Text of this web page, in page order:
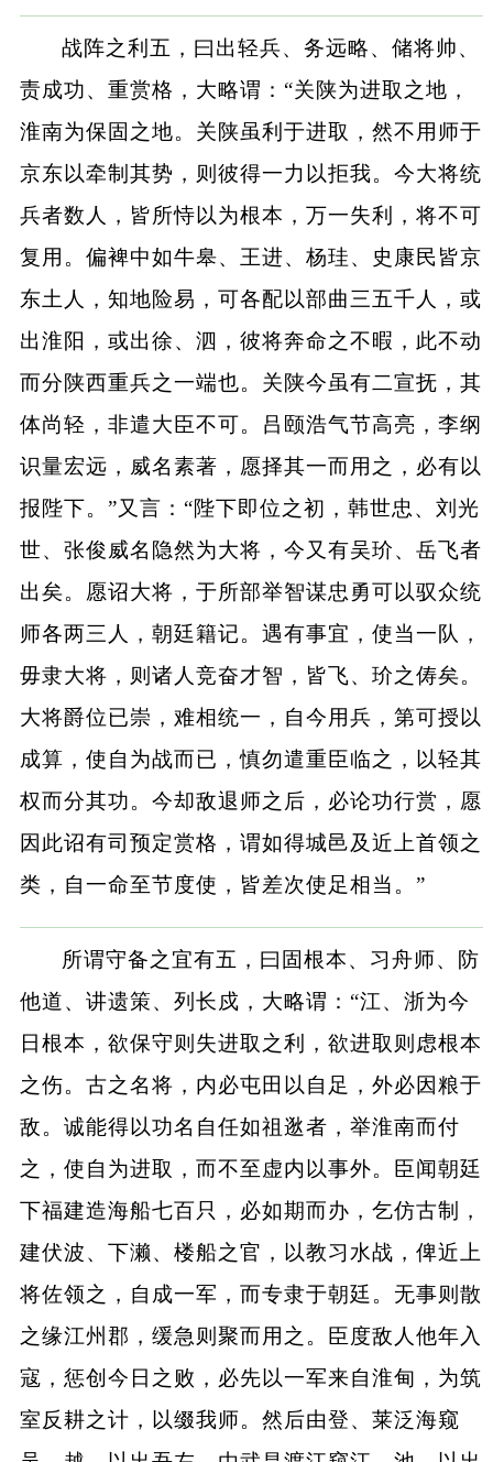
战阵之利五，曰出轻兵、务远略、储将帅、
责成功、重赏格，大略谓：“关陕为进取之地，
淮南为保固之地。关陕虽利于进取，然不用师于
京东以牵制其势，则彼得一力以拒我。今大将统
兵者数人，皆所恃以为根本，万一失利，将不可
复用。偏裨中如牛皋、王进、杨珪、史康民皆京
东土人，知地险易，可各配以部曲三五千人，或
出淮阳，或出徐、泗，彼将奔命之不暇，此不动
而分陕西重兵之一端也。关陕今虽有二宣抚，其
体尚轻，非遣大臣不可。吕颐浩气节高亮，李纲
识量宏远，威名素著，愿择其一而用之，必有以
报陛下。”又言：“陛下即位之初，韩世忠、刘光
世、张俊威名隐然为大将，今又有吴玠、岳飞者
出矣。愿诏大将，于所部举智谋忠勇可以驭众统
师各两三人，朝廷籍记。遇有事宜，使当一队，
毋隶大将，则诸人竞奋才智，皆飞、玠之俦矣。
大将爵位已崇，难相统一，自今用兵，第可授以
成算，使自为战而已，慎勿遣重臣临之，以轻其
权而分其功。今却敌退师之后，必论功行赏，愿
因此诏有司预定赏格，谓如得城邑及近上首领之
类，自一命至节度使，皆差次使足相当。”
所谓守备之宜有五，曰固根本、习舟师、防
他道、讲遗策、列长戍，大略谓：“江、浙为今
日根本，欲保守则失进取之利，欲进取则虑根本
之伤。古之名将，内必屯田以自足，外必因粮于
敌。诚能得以功名自任如祖逖者，举淮南而付
之，使自为进取，而不至虚内以事外。臣闻朝廷
下福建造海船七百只，必如期而办，乞仿古制，
建伏波、下濑、楼船之官，以教习水战，俾近上
将佐领之，自成一军，而专隶于朝廷。无事则散
之缘江州郡，缓急则聚而用之。臣度敌人他年入
寇，惩创今日之败，必先以一军来自淮甸，为筑
室反耕之计，以缀我师。然后由登、莱泛海窥